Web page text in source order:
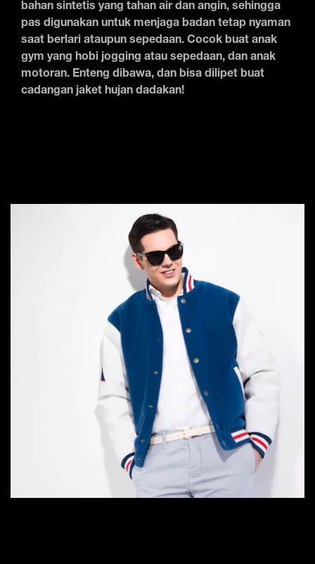
bahan sintetis yang tahan air dan angin, sehingga
pas digunakan untuk menjaga badan tetap nyaman
saat berlari ataupun sepedaan. Cocok buat anak
gym yang hobi jogging atau sepedaan, dan anak
motoran. Enteng dibawa, dan bisa dilipet buat
cadangan jaket hujan dadakan!